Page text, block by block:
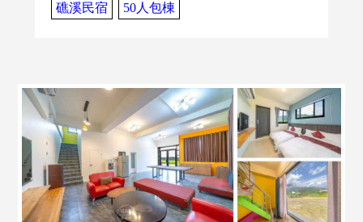
礁溪民宿 50人包棟